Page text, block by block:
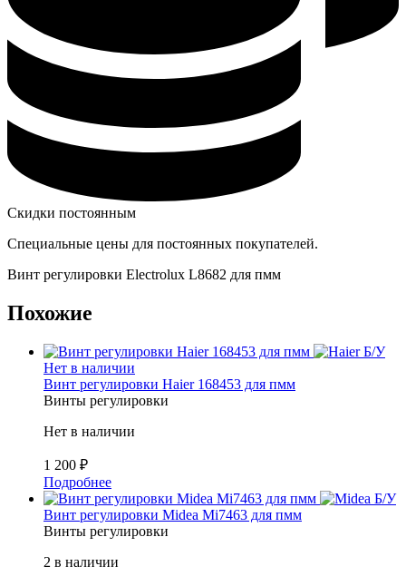
Скидки постоянным
Специальные цены для постоянных покупателей.
Винт регулировки Electrolux L8682 для пмм
Похожие
Б/У
Нет в наличии
Винт регулировки Haier 168453 для пмм
Винты регулировки
Нет в наличии
1 200 ₽
Подробнее
Б/У
Винт регулировки Midea Mi7463 для пмм
Винты регулировки
2 в наличии